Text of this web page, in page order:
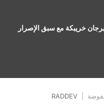
خريبكة مع سبق الإصرار
RADDEV